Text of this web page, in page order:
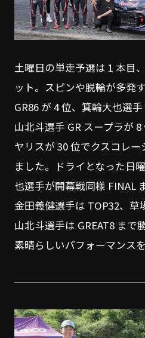
土曜日の単走予選は 1 本目
ット。スピンや脱輪が多発
GR86 が 4 位、箕輪大也選
山北斗選手 GR スープラが
ヤリスが 30 位でクスコレ
ました。ドライとなった日
也選手が開幕戦同様 FINAL
金田義健選手は TOP32、草
山北斗選手は GREAT8 まで
素晴らしいパフォーマンス